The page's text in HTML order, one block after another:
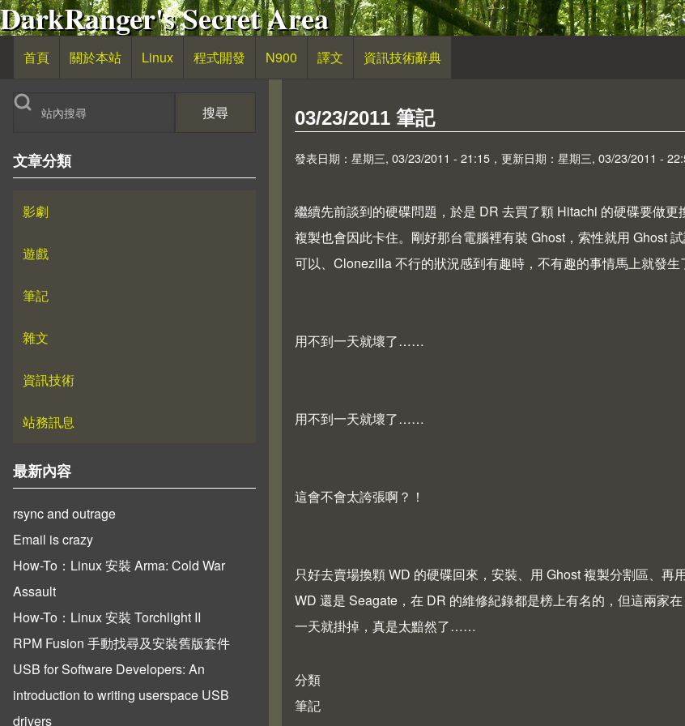
移至主內容
DarkRanger's Secret Area
主導覽
首頁 關於本站 Linux 程式開發 N900 譯文 資訊技術辭典
搜尋
文章分類
影劇
遊戲
筆記
雜文
資訊技術
站務訊息
最新內容
rsync and outrage
Email is crazy
How-To：Linux 安裝 Arma: Cold War
Assault
How-To：Linux 安裝 Torchlight II
RPM Fusion 手動找尋及安裝舊版套件
USB for Software Developers: An
introduction to writing userspace USB
drivers
03/23/2011 筆記
發表日期：星期三, 03/23/2011 - 21:15，更新日期：星期三, 03/23/2011 -
繼續先前談到的硬碟問題，於是 DR 去買了顆 Hitachi 的硬碟要做
複製也會因此卡住。剛好那台電腦裡有裝 Ghost，索性就用 Ghost
可以、Clonezilla 不行的狀況感到有趣時，不有趣的事情馬上就發
用不到一天就壞了……
用不到一天就壞了……
這會不會太誇張啊？！
只好去賣場換顆 WD 的硬碟回來，安裝、用 Ghost 複製分割區、
WD 還是 Seagate，在 DR 的維修紀錄都是榜上有名的，但這兩家
一天就掛掉，真是太黯然了……
分類
筆記